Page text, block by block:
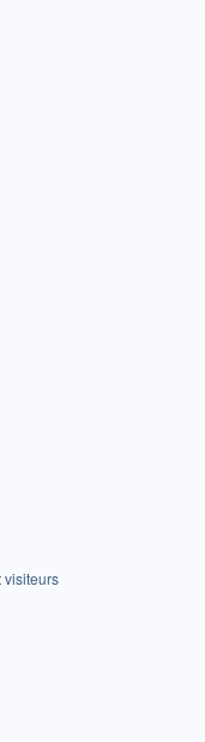
visiteurs